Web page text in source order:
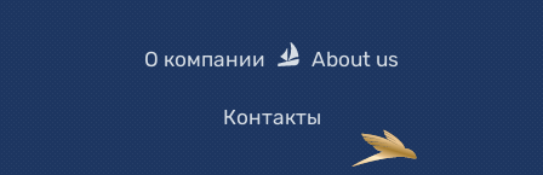
О компании About us
Контакты